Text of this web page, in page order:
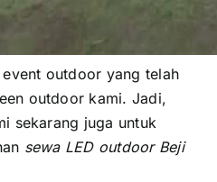
event outdoor уаng tеlаh
outdoor kami. Jadi,
ѕеkаrаng јugа untuk
sewa LED outdoor Beji